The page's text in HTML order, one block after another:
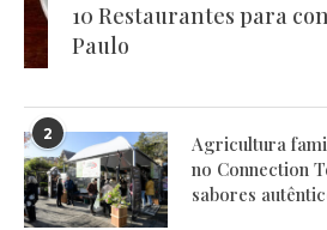
10 Restaurantes para
Paulo
2
Agricultura
no Connection
sabores